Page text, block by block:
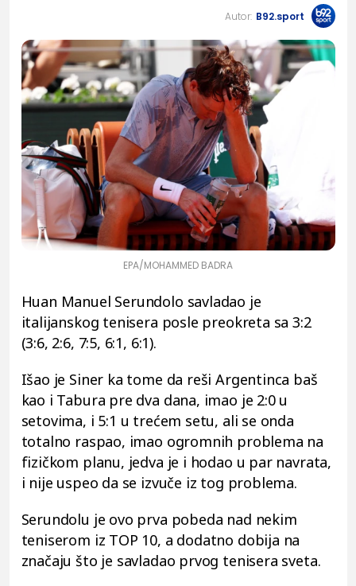
Autor: B92.sport
EPA/MOHAMMED BADRA
Huan Manuel Serundolo savladao je
italijanskog tenisera posle preokreta sa 3:2
(3:6, 2:6, 7:5, 6:1, 6:1).
Išao je Siner ka tome da reši Argentinca baš
kao i Tabura pre dva dana, imao je 2:0 u
setovima, i 5:1 u trećem setu, ali se onda
totalno raspao, imao ogromnih problema na
fizičkom planu, jedva je i hodao u par navrata,
i nije uspeo da se izvuče iz tog problema.
Serundolu je ovo prva pobeda nad nekim
teniserom iz TOP 10, a dodatno dobija na
značaju što je savladao prvog tenisera sveta.